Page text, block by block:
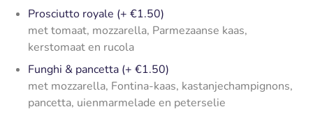
Prosciutto royale (+ €1.50)
met tomaat, mozzarella, Parmezaanse kaas,
kerstomaat en rucola
Funghi & pancetta (+ €1.50)
met mozzarella, Fontina-kaas, kastanjechampignons,
pancetta, uienmarmelade en peterselie